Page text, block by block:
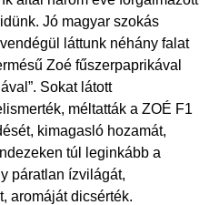
Jó magyar szokás
láttunk néhány falat
Zoé fűszerpaprikával
Sokat látott
méltatták a ZOÉ F1
kimagasló hozamát,
túl leginkább a
páratlan ízvilágát,
aromáját dicsérték.